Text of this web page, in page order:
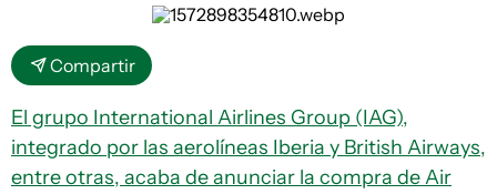
Compartir
El grupo International Airlines Group (IAG),
integrado por las aerolíneas Iberia y British Airways,
entre otras, acaba de anunciar la compra de Air